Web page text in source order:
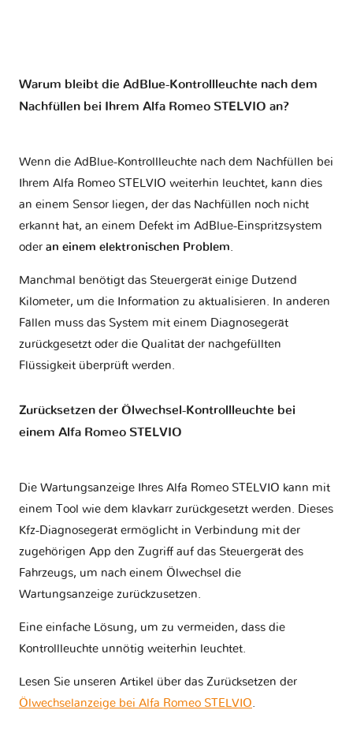
Warum bleibt die AdBlue-Kontrollleuchte nach dem
Nachfüllen bei Ihrem Alfa Romeo STELVIO an?
Wenn die AdBlue-Kontrollleuchte nach dem Nachfüllen bei
Ihrem Alfa Romeo STELVIO weiterhin leuchtet, kann dies
an einem Sensor liegen, der das Nachfüllen noch nicht
erkannt hat, an einem Defekt im AdBlue-Einspritzsystem
oder an einem elektronischen Problem.
Manchmal benötigt das Steuergerät einige Dutzend
Kilometer, um die Information zu aktualisieren. In anderen
Fällen muss das System mit einem Diagnosegerät
zurückgesetzt oder die Qualität der nachgefüllten
Flüssigkeit überprüft werden.
Zurücksetzen der Ölwechsel-Kontrollleuchte bei
einem Alfa Romeo STELVIO
Die Wartungsanzeige Ihres Alfa Romeo STELVIO kann mit
einem Tool wie dem klavkarr zurückgesetzt werden. Dieses
Kfz-Diagnosegerät ermöglicht in Verbindung mit der
zugehörigen App den Zugriff auf das Steuergerät des
Fahrzeugs, um nach einem Ölwechsel die
Wartungsanzeige zurückzusetzen.
Eine einfache Lösung, um zu vermeiden, dass die
Kontrollleuchte unnötig weiterhin leuchtet.
Lesen Sie unseren Artikel über das Zurücksetzen der
Ölwechselanzeige bei Alfa Romeo STELVIO.